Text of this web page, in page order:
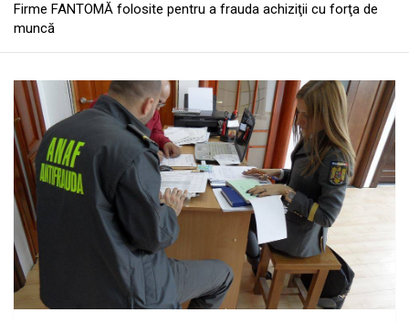
Firme FANTOMĂ folosite pentru a frauda achiziţii cu forţa de
muncă